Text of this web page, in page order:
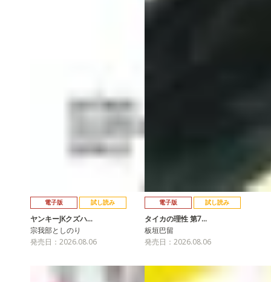
電子版 試し読み
ヤンキーJKクズハ…
宗我部としのり
発売日：2026.08.06
電子版 試し読み
タイカの理性 第7…
板垣巴留
発売日：2026.08.06